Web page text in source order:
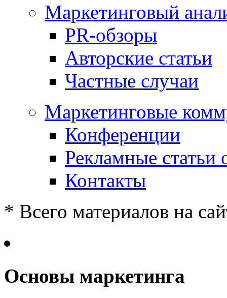
Маркетинговый
PR-обзоры
Авторские статьи
Частные случаи
Маркетинговые
Конференции
Рекламные статьи
Контакты
* Всего материалов на
Основы маркетинга